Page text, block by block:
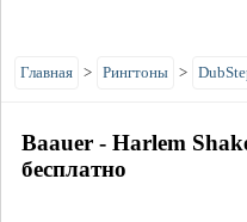
Главная > Рингтоны >
Baauer - Harlem
бесплатно